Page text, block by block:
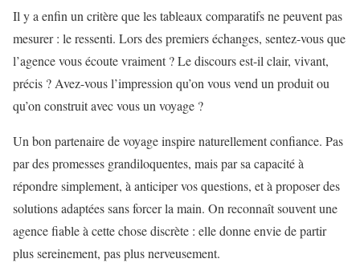
Il y a enfin un critère que les tableaux comparatifs ne peuvent pas
mesurer : le ressenti. Lors des premiers échanges, sentez-vous que
l’agence vous écoute vraiment ? Le discours est-il clair, vivant,
précis ? Avez-vous l’impression qu’on vous vend un produit ou
qu’on construit avec vous un voyage ?
Un bon partenaire de voyage inspire naturellement confiance. Pas
par des promesses grandiloquentes, mais par sa capacité à
répondre simplement, à anticiper vos questions, et à proposer des
solutions adaptées sans forcer la main. On reconnaît souvent une
agence fiable à cette chose discrète : elle donne envie de partir
plus sereinement, pas plus nerveusement.